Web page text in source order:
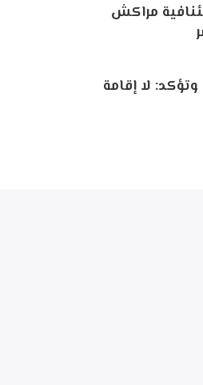
مراكش
لا إقامة